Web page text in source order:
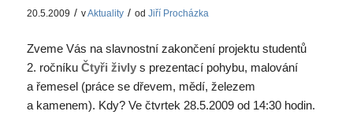
20.5.2009 / vAktuality / od Jiří Procházka
Zveme Vás na slavnostní zakončení projektu studentů
2. ročníku Čtyři živlys prezentací pohybu, malování
a řemesel (práce se dřevem, mědí, železem
a kamenem). Kdy? Ve čtvrtek 28.5.2009 od 14:30 hodin.